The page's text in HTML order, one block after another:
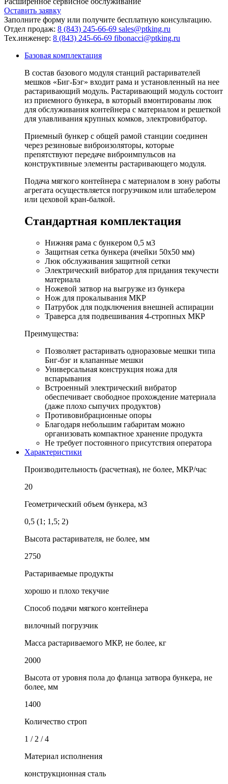
Оставить заявку
Заполните форму или получите бесплатную консультацию.
Отдел продаж: 8 (843) 245-66-69 sales@ptking.ru
Тех.инженер: 8 (843) 245-66-69 fibonacci@ptking.ru
Базовая комплектация
В состав базового модуля станций растаривателей
мешков «Биг-Бэг» входит рама и установленный на нее
растаривающий модуль. Растаривающий модуль состоит
из приемного бункера, в который вмонтированы люк
для обслуживания контейнера с материалом и решеткой
для улавливания крупных комков, электровибратор.
Приемный бункер с общей рамой станции соединен
через резиновые виброизоляторы, которые
препятствуют передаче виброимпульсов на
конструктивные элементы растаривающего модуля.
Подача мягкого контейнера с материалом в зону работы
агрегата осуществляется погрузчиком или штабелером
или цеховой кран-балкой.
Стандартная комплектация
Нижняя рама с бункером 0,5 м3
Защитная сетка бункера (ячейки 50х50 мм)
Люк обслуживания защитной сетки
Электрический вибратор для придания текучести
материала
Ножевой затвор на выгрузке из бункера
Нож для прокалывания МКР
Патрубок для подключения внешней аспирации
Траверса для подвешивания 4-стропных МКР
Преимущества:
Позволяет растаривать одноразовые мешки типа
Биг-бэг и клапанные мешки
Универсальная конструкция ножа для
вспарывания
Встроенный электрический вибратор
обеспечивает свободное прохождение материала
(даже плохо сыпучих продуктов)
Противовибрационные опоры
Благодаря небольшим габаритам можно
организовать компактное хранение продукта
Не требует постоянного присутствия оператора
Характеристики
Производительность (расчетная), не более, МКР/час
20
Геометрический объем бункера, м3
0,5 (1; 1,5; 2)
Высота растаривателя, не более, мм
2750
Растариваемые продукты
хорошо и плохо текучие
Способ подачи мягкого контейнера
вилочный погрузчик
Масса растариваемого МКР, не более, кг
2000
Высота от уровня пола до фланца затвора бункера, не
более, мм
1400
Количество строп
1 / 2 / 4
Материал исполнения
конструкционная сталь